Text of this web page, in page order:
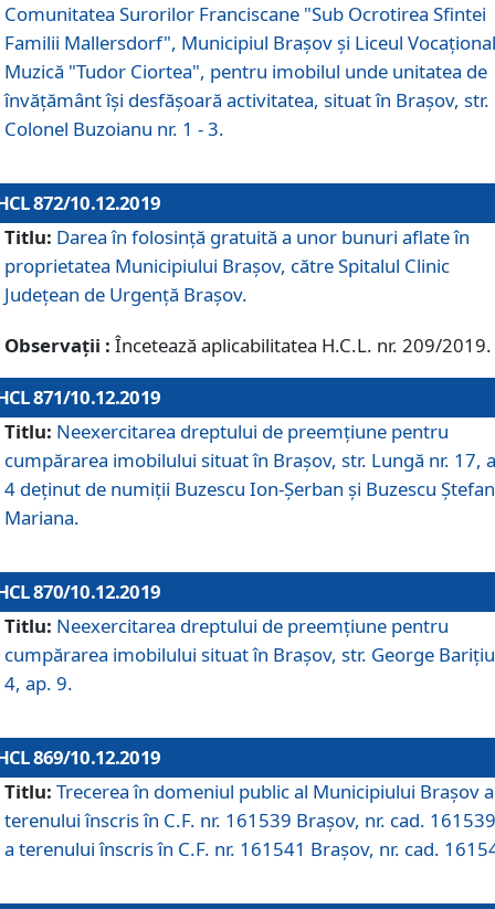
Comunitatea Surorilor Franciscane "Sub Ocrotirea Sfintei
Familii Mallersdorf", Municipiul Braşov şi Liceul
Muzică "Tudor Ciortea", pentru imobilul unde unitatea de
învățământ îşi desfăşoară activitatea, situat în Braşov, str.
Colonel Buzoianu nr. 1 - 3.
872/10.12.2019
Titlu: Darea în folosinţă gratuită a unor bunuri aflate în
proprietatea Municipiului Braşov, către Spitalul Clinic
Judeţean de Urgenţă Braşov.
Observații : Încetează aplicabilitatea H.C.L. nr. 209/2019.
871/10.12.2019
Titlu: Neexercitarea dreptului de preemţiune pentru
cumpărarea imobilului situat în Braşov, str. Lungă nr. 17,
4 deţinut de numiţii Buzescu Ion-Şerban și Buzescu
Mariana.
870/10.12.2019
Titlu: Neexercitarea dreptului de preemţiune pentru
cumpărarea imobilului situat în Braşov, str. George
4, ap. 9.
869/10.12.2019
Titlu: Trecerea în domeniul public al Municipiului Braşov a
terenului înscris în C.F. nr. 161539 Brașov, nr. cad.
a terenului înscris în C.F. nr. 161541 Brașov, nr. cad.